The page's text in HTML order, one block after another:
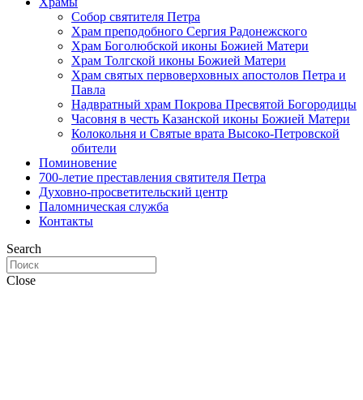
Собор святителя Петра
Храм преподобного Сергия Радонежского
Храм Боголюбской иконы Божией Матери
Храм Толгской иконы Божией Матери
Храм святых первоверховных апостолов Петра и
Павла
Надвратный храм Покрова Пресвятой Богородицы
Часовня в честь Казанской иконы Божией Матери
Колокольня и Святые врата Высоко-Петровской
обители
Поминовение
700-летие преставления святителя Петра
Духовно-просветительский центр
Паломническая служба
Контакты
Search
Close